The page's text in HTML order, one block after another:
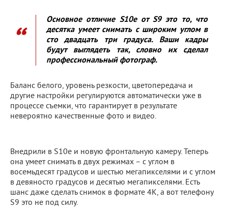
Основное отличие S10e от S9 это то, что
десятка умеет снимать с широким углом в
сто двадцать три градуса. Ваши кадры
будут выглядеть так, словно их сделал
профессиональный фотограф.
Баланс белого, уровень резкости, цветопередача и
другие настройки регулируются автоматически уже в
процессе съемки, что гарантирует в результате
невероятно качественные фото и видео.
Внедрили в S10e и новую фронтальную камеру. Теперь
она умеет снимать в двух режимах – с углом в
восемьдесят градусов и шестью мегапикселями и с углом
в девяносто градусов и десятью мегапикселями. Есть
шанс даже сделать снимок в формате 4K, а вот телефону
S9 это не под силу.